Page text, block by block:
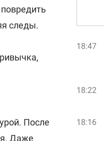
следы.
После
Даже
18:47
18:22
18:16